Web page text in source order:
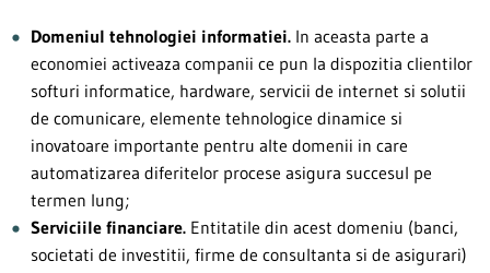
Domeniul tehnologiei informatiei. In aceasta parte a
economiei activeaza companii ce pun la dispozitia clientilor
softuri informatice, hardware, servicii de internet si solutii
de comunicare, elemente tehnologice dinamice si
inovatoare importante pentru alte domenii in care
automatizarea diferitelor procese asigura succesul pe
termen lung;
Serviciile financiare. Entitatile din acest domeniu (banci,
societati de investitii, firme de consultanta si de asigurari)